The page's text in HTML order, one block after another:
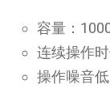
容量：
连续操作
操作噪音